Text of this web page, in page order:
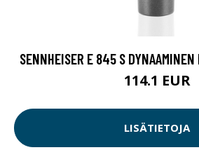
SENNHEISER E 845 S DYNAAMINEN
114.1 EUR
LISÄTIETOJA